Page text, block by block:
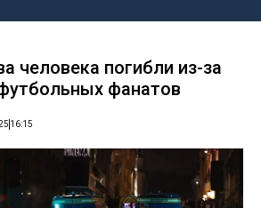
человека погибли из-за
фанатов
16:15